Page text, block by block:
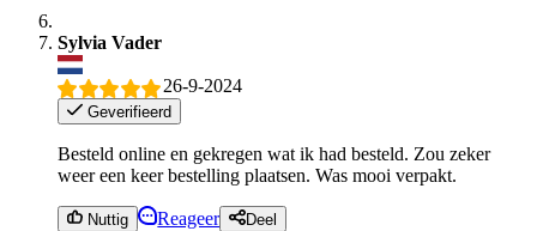
Sylvia Vader
26-9-2024
Geverifieerd
Besteld online en gekregen wat ik had besteld. Zou zeker
weer een keer bestelling plaatsen. Was mooi verpakt.
Nuttig Reageer Deel